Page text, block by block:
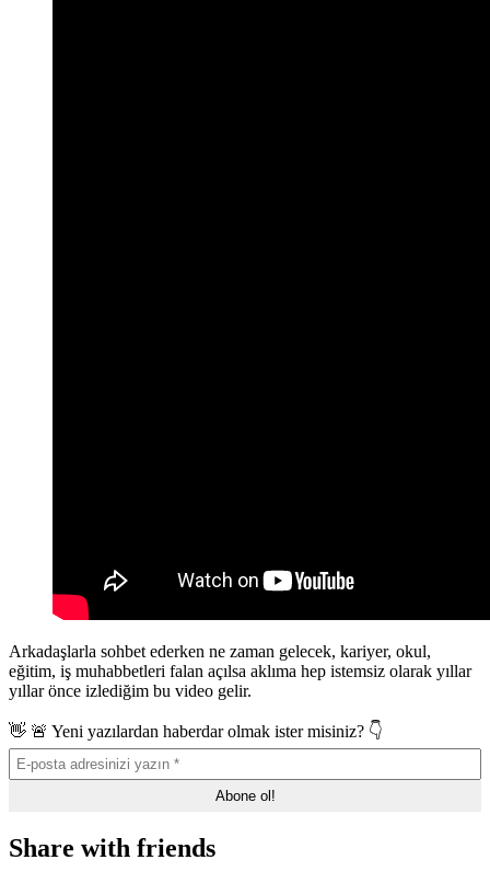
Arkadaşlarla sohbet ederken ne zaman gelecek, kariyer, okul,
eğitim, iş muhabbetleri falan açılsa aklıma hep istemsiz olarak yıllar
yıllar önce izlediğim bu video gelir.
👋 🚨 Yeni yazılardan haberdar olmak ister misiniz? 👇
Share with friends